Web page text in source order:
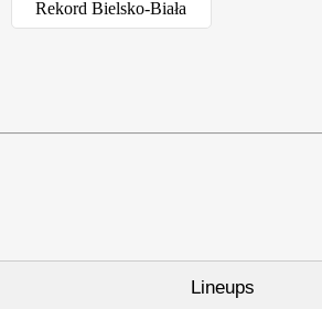
Rekord Bielsko-Biała
Lineups